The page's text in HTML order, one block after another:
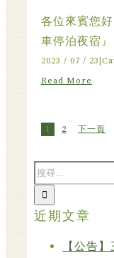
各位來賓您
車停泊夜宿』
2023 / 07 / 23
Read More
1 2 下一頁
近期文章
【公告